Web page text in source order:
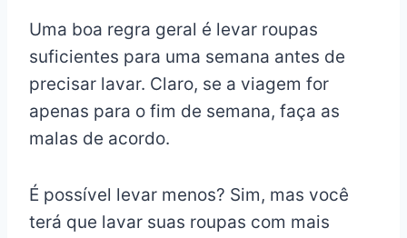
Uma boa regra geral é levar roupas
suficientes para uma semana antes de
precisar lavar. Claro, se a viagem for
apenas para o fim de semana, faça as
malas de acordo.
É possível levar menos? Sim, mas você
terá que lavar suas roupas com mais